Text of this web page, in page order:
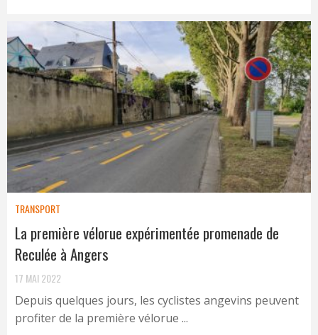
TRANSPORT
La première vélorue expérimentée promenade de
Reculée à Angers
17 MAI 2022
Depuis quelques jours, les cyclistes angevins peuvent
profiter de la première vélorue ...